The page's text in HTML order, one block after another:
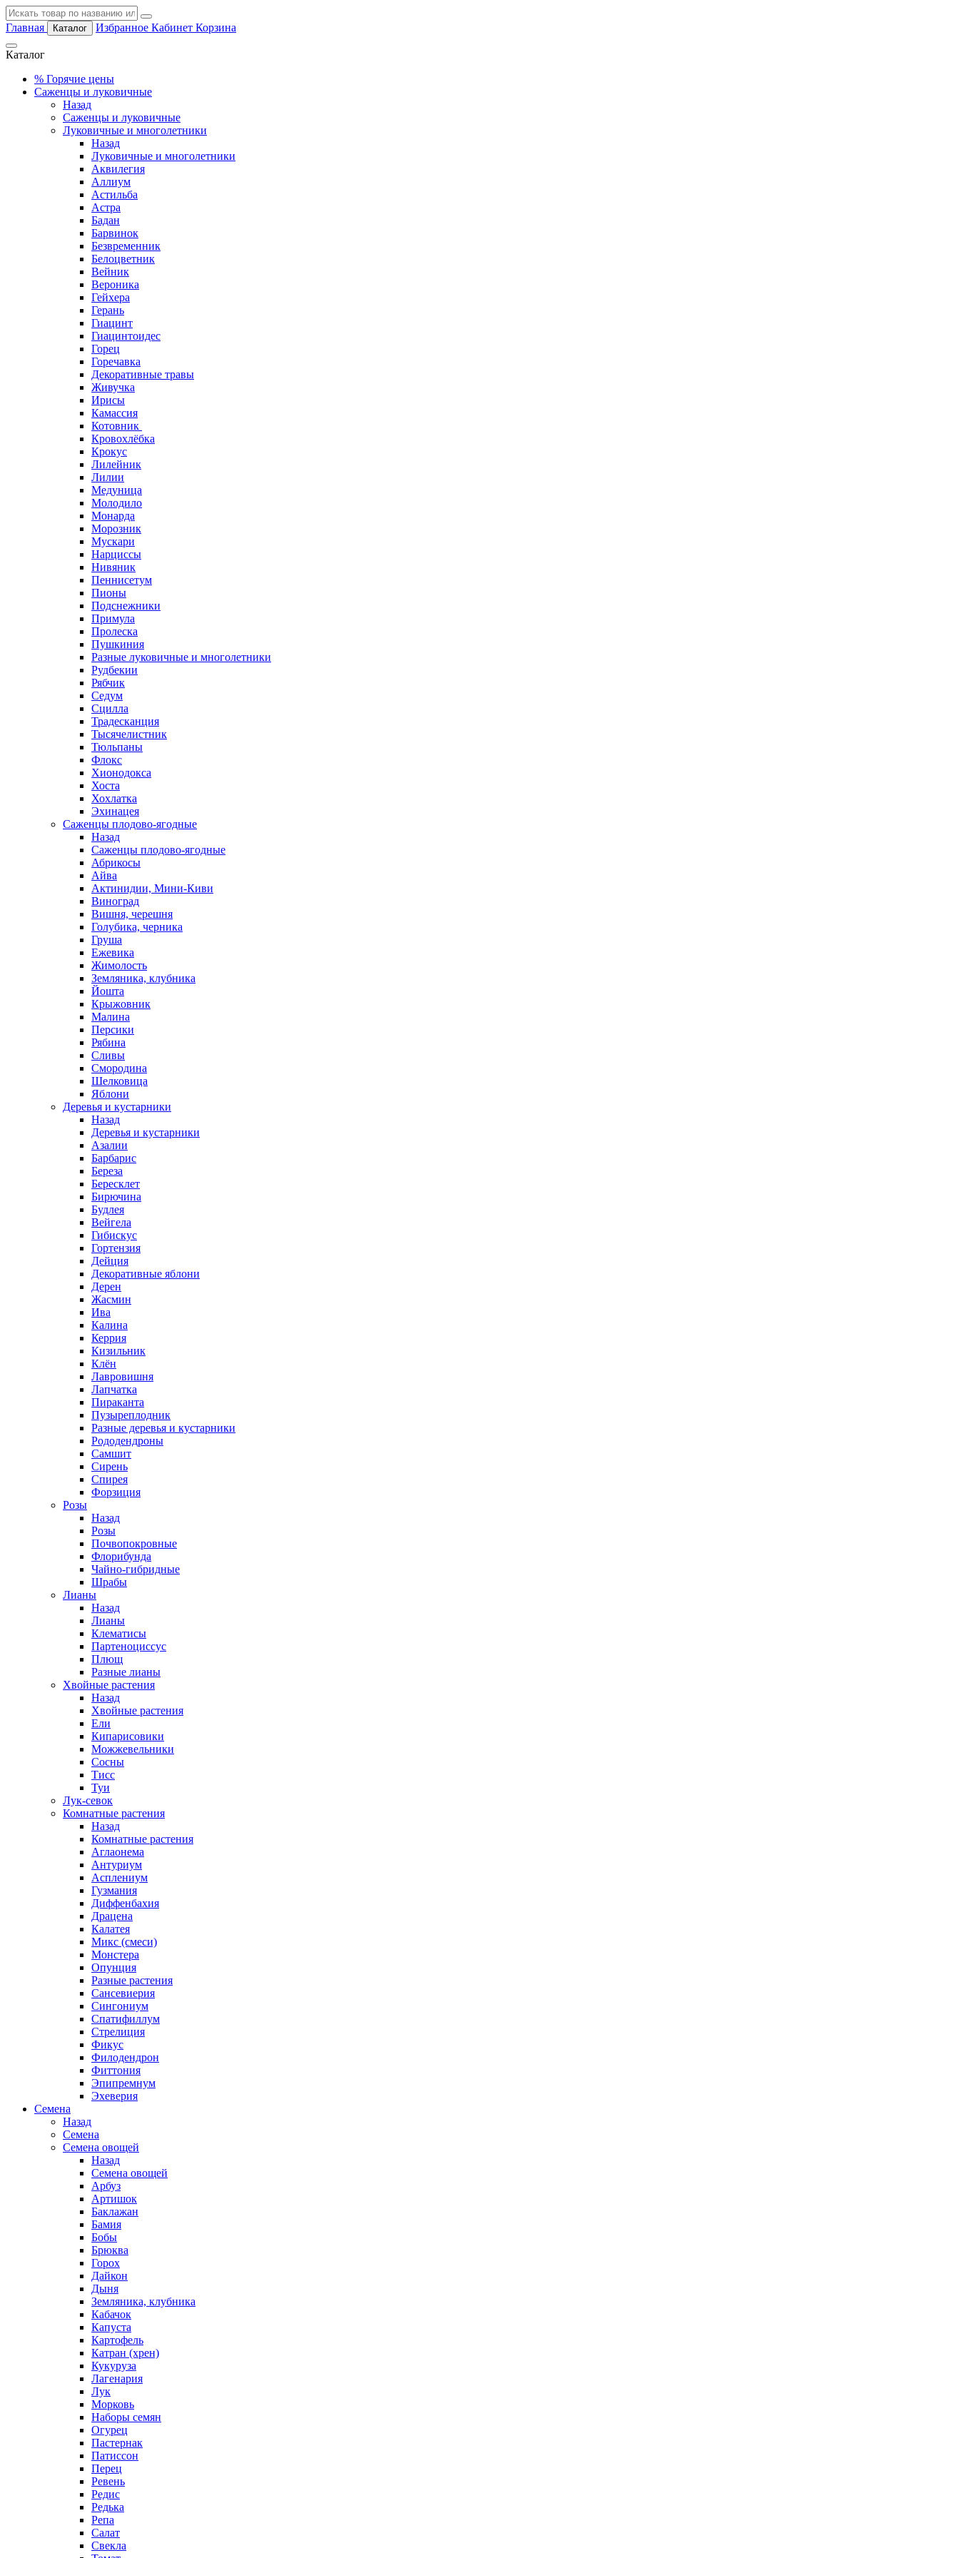
Главная Каталог Избранное Кабинет Корзина
Каталог
% Горячие цены
Саженцы и луковичные
Назад
Саженцы и луковичные
Луковичные и многолетники
Назад
Луковичные и многолетники
Аквилегия
Аллиум
Астильба
Астра
Бадан
Барвинок
Безвременник
Белоцветник
Вейник
Вероника
Гейхера
Герань
Гиацинт
Гиацинтоидес
Горец
Горечавка
Декоративные травы
Живучка
Ирисы
Камассия
Котовник
Кровохлёбка
Крокус
Лилейник
Лилии
Медуница
Молодило
Монарда
Морозник
Мускари
Нарциссы
Нивяник
Пеннисетум
Пионы
Подснежники
Примула
Пролеска
Пушкиния
Разные луковичные и многолетники
Рудбекии
Рябчик
Седум
Сцилла
Традесканция
Тысячелистник
Тюльпаны
Флокс
Хионодокса
Хоста
Хохлатка
Эхинацея
Саженцы плодово-ягодные
Назад
Саженцы плодово-ягодные
Абрикосы
Айва
Актинидии, Мини-Киви
Виноград
Вишня, черешня
Голубика, черника
Груша
Ежевика
Жимолость
Земляника, клубника
Йошта
Крыжовник
Малина
Персики
Рябина
Сливы
Смородина
Шелковица
Яблони
Деревья и кустарники
Назад
Деревья и кустарники
Азалии
Барбарис
Береза
Бересклет
Бирючина
Будлея
Вейгела
Гибискус
Гортензия
Дейция
Декоративные яблони
Дерен
Жасмин
Ива
Калина
Керрия
Кизильник
Клён
Лавровишня
Лапчатка
Пираканта
Пузыреплодник
Разные деревья и кустарники
Рододендроны
Самшит
Сирень
Спирея
Форзиция
Розы
Назад
Розы
Почвопокровные
Флорибунда
Чайно-гибридные
Шрабы
Лианы
Назад
Лианы
Клематисы
Партеноциссус
Плющ
Разные лианы
Хвойные растения
Назад
Хвойные растения
Ели
Кипарисовики
Можжевельники
Сосны
Тисс
Туи
Лук-севок
Комнатные растения
Назад
Комнатные растения
Аглаонема
Антуриум
Асплениум
Гузмания
Диффенбахия
Драцена
Калатея
Микс (смеси)
Монстера
Опунция
Разные растения
Сансевиерия
Сингониум
Спатифиллум
Стрелиция
Фикус
Филодендрон
Фиттония
Эпипремнум
Эхеверия
Семена
Назад
Семена
Семена овощей
Назад
Семена овощей
Арбуз
Артишок
Баклажан
Бамия
Бобы
Брюква
Горох
Дайкон
Дыня
Земляника, клубника
Кабачок
Капуста
Картофель
Катран (хрен)
Кукуруза
Лагенария
Лук
Морковь
Наборы семян
Огурец
Пастернак
Патиссон
Перец
Ревень
Редис
Редька
Репа
Салат
Свекла